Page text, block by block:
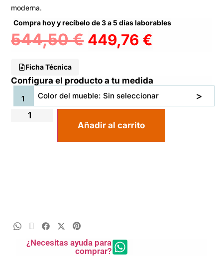
moderna.
Compra hoy y recíbelo de 3 a 5 días laborables
544,50€ 449,76 €
Ficha Técnica
Configura el producto a tu medida
Color del mueble: Sin seleccionar
Añadir al carrito
¿Necesitas ayuda para
comprar?